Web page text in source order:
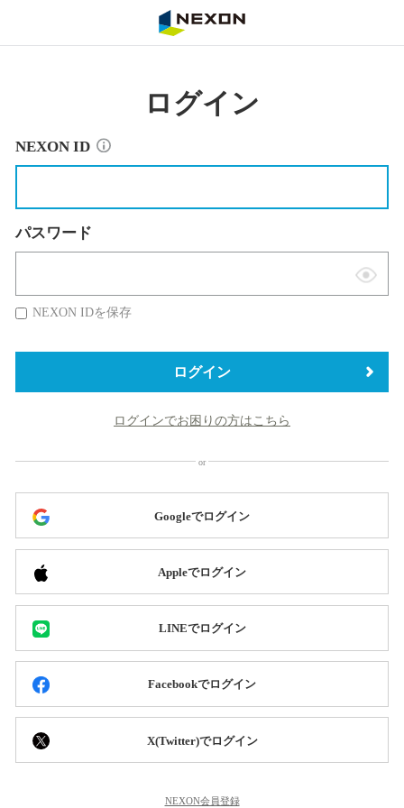
ログイン
NEXON ID
パスワード
表
替
NEXON IDを保存
ログイン
ログインでお困りの方はこちら
Googleでログイン
Appleでログイン
LINEでログイン
Facebookでログイン
X(Twitter)でログイン
NEXON会員登録